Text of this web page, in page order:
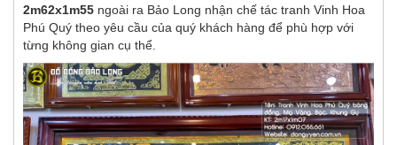
2m62x1m55 ngoài ra Bảo Long nhận chế tác tranh Vinh Hoa
Phú Quý theo yêu cầu của quý khách hàng để phù hợp với
từng không gian cụ thể.